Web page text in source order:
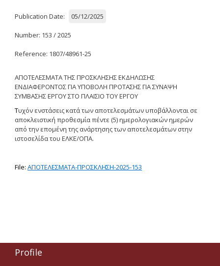
Ε.Σ.Π.Α. (2007-2013)
Δημοσιότητα Έργων
ΕΠ Ανάπτυξη Ανθρώπινου
Δυναμικού, Εκπαίδευση και
ΕΠ Ανταγωνιστικότητα,
Επιχειρηματικότητα και
Καινοτομία
Guidelines
Publication Date: 05/12/2025
Number: 153 / 2025
Reference: 1807/48961-25
ΑΠΟΤΕΛΕΣΜΑΤΑ ΤΗΣ ΠΡΟΣΚΛΗΣΗΣ ΕΚΔΗΛΩΣΗΣ
ΕΝΔΙΑΦΕΡΟΝΤΟΣ ΓΙΑ ΥΠΟΒΟΛΗ ΠΡΟΤΑΣΗΣ ΓΙΑ ΣΥΝΑΨΗ
ΣΥΜΒΑΣΗΣ ΕΡΓΟΥΣΤΟ ΠΛΑΙΣΙΟ ΤΟΥΕΡΓΟΥ
Τυχόν ενστάσεις κατά των αποτελεσμάτων υποβάλλονται σε
αποκλειστική προθεσμία πέντε (5) ημερολογιακών ημερών
από την επομένη της ανάρτησης των αποτελεσμάτων στην
ιστοσελίδα του ΕΛΚΕ/ΟΠΑ.
File: ΑΠΟΤΕΛΕΣΜΑΤΑ-ΠΡΟΣΚΛΗΣΗ-2025-153
Profile